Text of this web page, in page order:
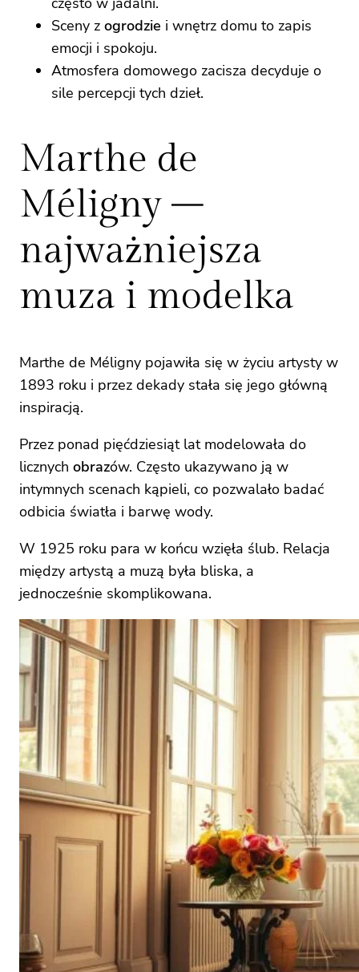
Sceny z ogrodzie i wnętrz domu to zapis
emocji i spokoju.
Atmosfera domowego zacisza decyduje o
sile percepcji tych dzieł.
Marthe de
Méligny –
najważniejsza
muza i modelka
Marthe de Méligny pojawiła się w życiu artysty w
1893 roku i przez dekady stała się jego główną
inspiracją.
Przez ponad pięćdziesiąt lat modelowała do
licznych obrazów. Często ukazywano ją w
intymnych scenach kąpieli, co pozwalało badać
odbicia światła i barwę wody.
W 1925 roku para w końcu wzięła ślub. Relacja
między artystą a muzą była bliska, a
jednocześnie skomplikowana.